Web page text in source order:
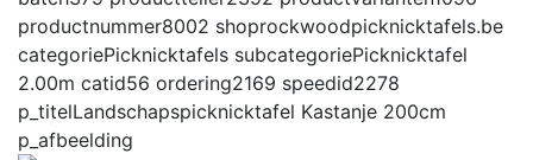
productnummer8002 shoprockwoodpicknicktafels.be
categoriePicknicktafels subcategoriePicknicktafel
2.00m catid56 ordering2169 speedid2278
p_titelLandschapspicknicktafel Kastanje 200cm
p_afbeelding